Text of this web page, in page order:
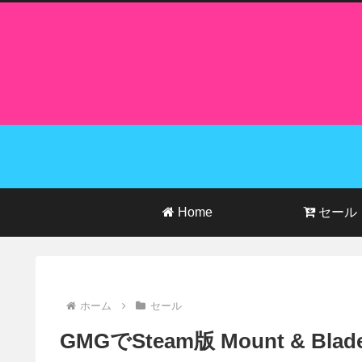
Home セール
ホーム セール
GMGでSteam版 Mount &